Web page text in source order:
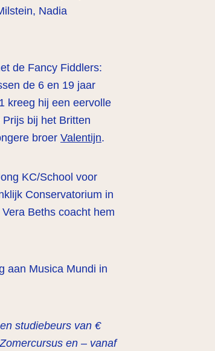
Nadia
de Fancy Fiddlers:
de 6 en 19 jaar
kreeg hij een eervolle
bij het Britten
broer Valentijn.
KC/School voor
Conservatorium in
Beths coacht hem
aan Musica Mundi in
studiebeurs van €
en – vanaf